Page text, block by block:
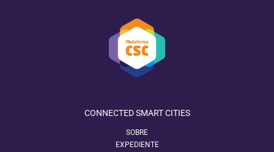
CONNECTED SMART CITIES
SOBRE
EXPEDIENTE